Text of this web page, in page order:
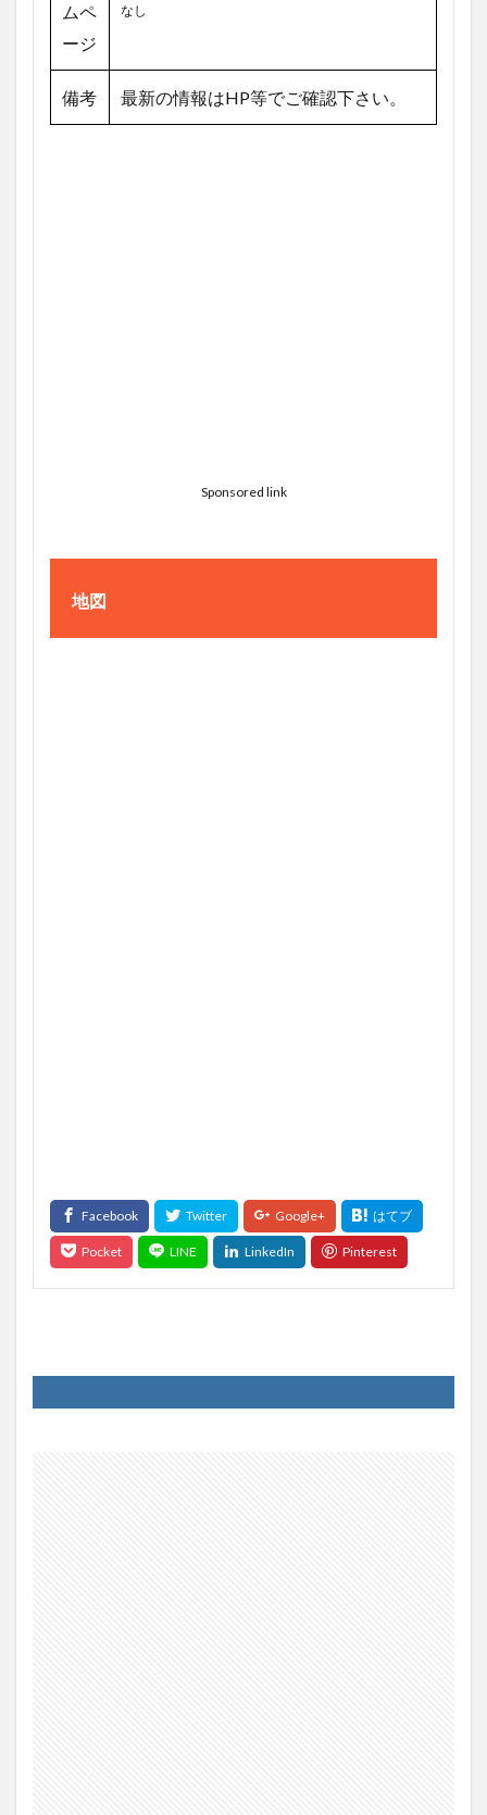
ムペ
ージ
なし
備考 最新の情報はHP等でご確認下さい。
Sponsored link
地図